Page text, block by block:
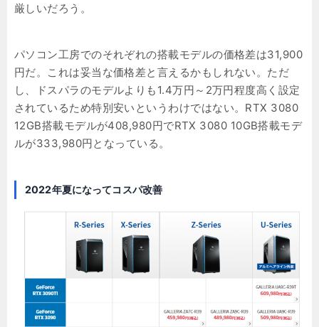
厳しいだろう。
パソコン工房でのそれぞれの搭載モデルの価格差は31,900
円だ。これは妥当な価格差と言えるかもしれない。ただ
し、ドスパラのモデルよりも1.4万円～2万円程度高く設定
されているため特別安いというわけではない。RTX 3080
12GB搭載モデルが408,980円でRTX 3080 10GB搭載モデ
ルが333,980円となっている。
2022年夏になってコスパ改善